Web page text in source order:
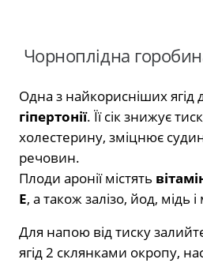
Чорноплідна
Одна з найкорисніших ягід
гіпертонії. Її сік знижує
холестерину, зміцнює
речовин.
Плоди аронії містять
Е, а також залізо, йод, мідь
Для напою від тиску
ягід 2 склянками окропу,